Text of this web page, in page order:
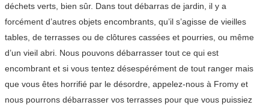
déchets verts, bien sûr. Dans tout débarras de jardin, il y a
forcément d’autres objets encombrants, qu’il s’agisse de vieilles
tables, de terrasses ou de clôtures cassées et pourries, ou même
d’un vieil abri. Nous pouvons débarrasser tout ce qui est
encombrant et si vous tentez désespérément de tout ranger mais
que vous êtes horrifié par le désordre, appelez-nous à Fromy et
nous pourrons débarrasser vos terrasses pour que vous puissiez